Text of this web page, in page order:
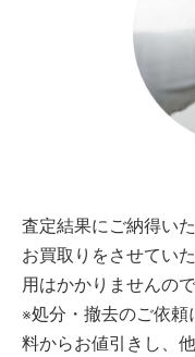
査定結果にご納得い
お買取りをさせてい
用はかかりませんの
※処分・撤去のご依頼
料からお値引きし、